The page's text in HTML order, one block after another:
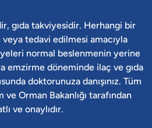
gıda takviyesidir. Herhangi bir
veya tedavi edilmesi amacıyla
normal beslenmenin yerine
emzirme döneminde ilaç ve gıda
doktorunuza danışınız. Tüm
ve Orman Bakanlığı tarafından
ve onaylıdır.